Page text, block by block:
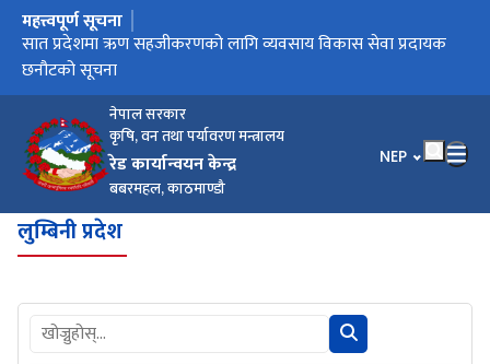
नेपाल सरकार
कृषि, वन तथा पर्यावरण मन्त्रालय
रेड कार्यान्वयन केन्द्र
बबरमहल, काठमाण्डौ
भाषा चयन गर्नुहोस्
NEP
मुख्य नेभिगेसनमा जानुहोस्
महत्त्वपूर्ण सूचना
सात प्रदेशमा ऋण सहजीकरणको लागि व्यवसाय विकास सेवा प्रदायक
छनौटको सूचना
लुम्बिनी प्रदेश